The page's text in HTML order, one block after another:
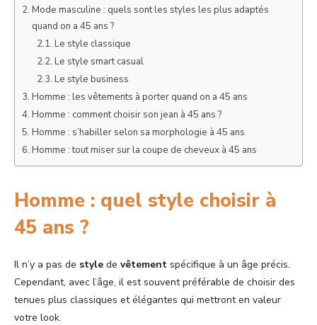
Mode masculine : quels sont les styles les plus adaptés
quand on a 45 ans ?
Le style classique
Le style smart casual
Le style business
Homme : les vêtements à porter quand on a 45 ans
Homme : comment choisir son jean à 45 ans ?
Homme : s’habiller selon sa morphologie à 45 ans
Homme : tout miser sur la coupe de cheveux à 45 ans
Homme : quel style choisir à
45 ans ?
Il n’y a pas de style de vêtement spécifique à un âge précis.
Cependant, avec l’âge, il est souvent préférable de choisir des
tenues plus classiques et élégantes qui mettront en valeur
votre look.